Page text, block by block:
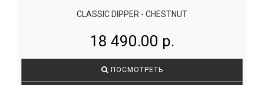
CLASSIC DIPPER - CHESTNUT
18 490.00 р.
ПОСМОТРЕТЬ